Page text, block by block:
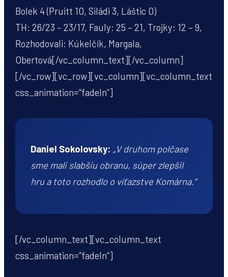
Bolek 4 (Pruitt 10, Siládi 3, Láštic 0)
TH: 26/23 – 23/17, Fauly: 25 – 21, Trojky: 12 – 9,
Rozhodovali: Kúkelčík, Margala,
Obertová[/vc_column_text][/vc_column]
[/vc_row][vc_row][vc_column][vc_column_text
css_animation=“fadeIn“]
Daniel Sokolovsky: „V druhom polčase
sme mali slabšiu obranu, súper zlepšil
hru a toto rozhodlo o víťazstve Komárna.“
[/vc_column_text][vc_column_text
css_animation=“fadeIn“]